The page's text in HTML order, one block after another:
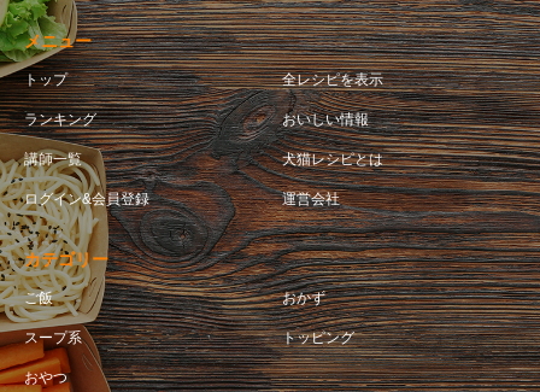
メニュー
トップ 全レシピを表示
ランキング おいしい情報
講師一覧 犬猫レシピとは
ログイン&会員登録 運営会社
カテゴリー
ご飯 おかず
スープ系 トッピング
おやつ